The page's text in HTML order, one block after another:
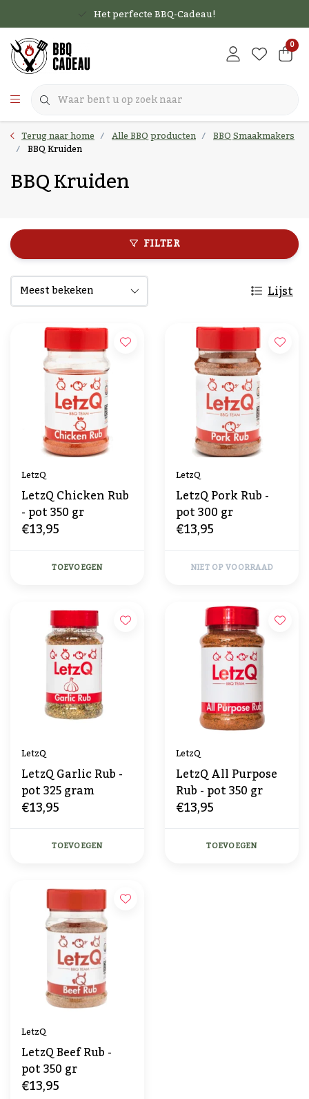
Het perfecte BBQ-Cadeau!
0
Terug naar home Alle BBQ producten BBQ Smaakmakers
BBQ Kruiden
BBQ Kruiden
FILTER
Lijst
LetzQ
LetzQ Chicken Rub
- pot 350 gr
€13,95
TOEVOEGEN
LetzQ
LetzQ Pork Rub -
pot 300 gr
€13,95
NIET OP VOORRAAD
LetzQ
LetzQ Garlic Rub -
pot 325 gram
€13,95
TOEVOEGEN
LetzQ
LetzQ All Purpose
Rub - pot 350 gr
€13,95
TOEVOEGEN
LetzQ
LetzQ Beef Rub -
pot 350 gr
€13,95